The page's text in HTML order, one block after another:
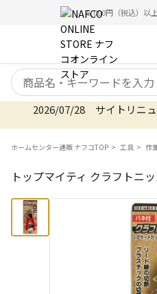
5,000円（税込）以
検索キーワード
2026/07/28 サイトリニ
ホームセンター通販 ナフコTOP 工具 作
トップマイティ クラフトニ